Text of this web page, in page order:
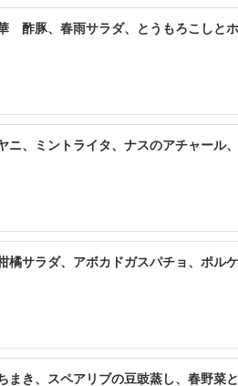
酢豚、春雨サラダ、とうもろこしと
、ミントライタ、ナスのアチャール
サラダ、アボカドガスパチョ、ポル
き、スペアリブの豆豉蒸し、春野菜